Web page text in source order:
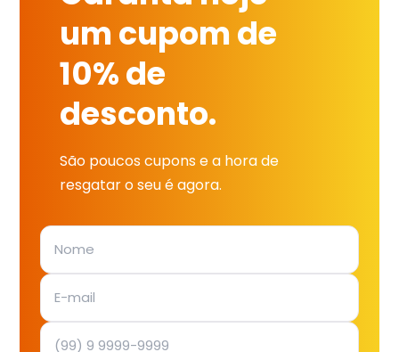
um cupom de
10% de
desconto.
São poucos cupons e a hora de
resgatar o seu é agora.